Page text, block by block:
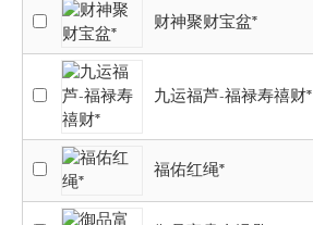
财神聚财宝盆*
九运福芦-福禄寿禧财*
福佑红绳*